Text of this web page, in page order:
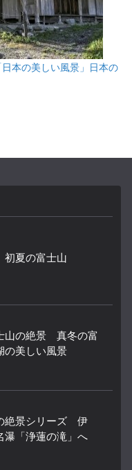
本の美しい風景」日本の
夏の富士山
山の絶景 真冬の富
の美しい風景
絶景シリーズ 伊
瀑「浄蓮の滝」へ